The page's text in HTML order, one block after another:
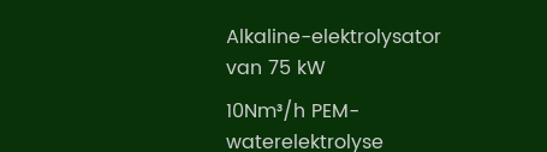
Alkaline-elektrolysator
van 75 kW
10Nm³/h PEM-
waterelektrolyse